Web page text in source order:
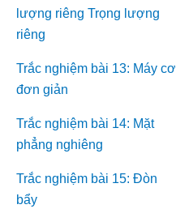
lượng riêng Trọng lượng
riêng
Trắc nghiệm bài 13: Máy cơ
đơn giản
Trắc nghiệm bài 14: Mặt
phẳng nghiêng
Trắc nghiệm bài 15: Đòn
bẩy